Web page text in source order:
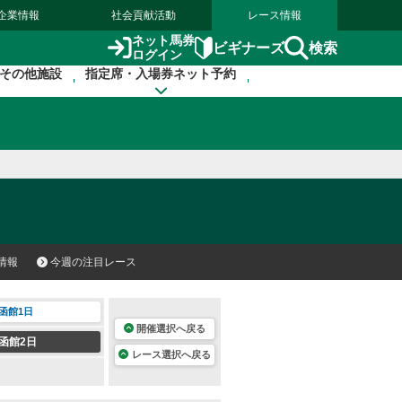
業情報 社会貢献活動 レース情報
ネット馬券
ログイン
ビギナーズ 検索
の他施設 指定席・入場券ネット予約
報 今週の注目レース
館1日
館2日
開催選択へ戻る
レース選択へ戻る